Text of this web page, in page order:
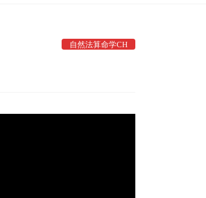
自然法算命学CH